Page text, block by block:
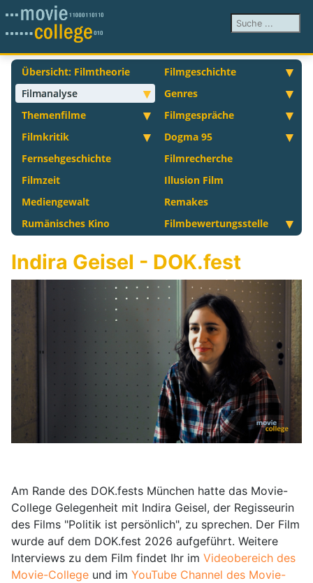
Suchen ...
Übersicht: Filmtheorie
Filmgeschichte
Filmanalyse
Genres
Themenfilme
Filmgespräche
Filmkritik
Dogma 95
Fernsehgeschichte
Filmrecherche
Filmzeit
Illusion Film
Mediengewalt
Remakes
Rumänisches Kino
Filmbewertungsstelle
Indira Geisel - DOK.fest
Am Rande des DOK.fests München hatte das Movie-
College Gelegenheit mit Indira Geisel, der Regisseurin
des Films "Politik ist persönlich", zu sprechen. Der Film
wurde auf dem DOK.fest 2026 aufgeführt. Weitere
Interviews zu dem Film findet Ihr im Videobereich des
Movie-College und im YouTube Channel des Movie-